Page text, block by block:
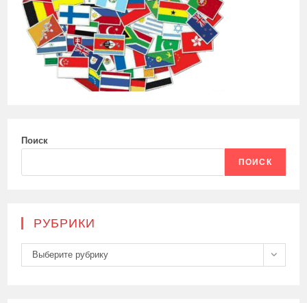
Поиск
ПОИСК
РУБРИКИ
Рубрики
Выберите рубрику